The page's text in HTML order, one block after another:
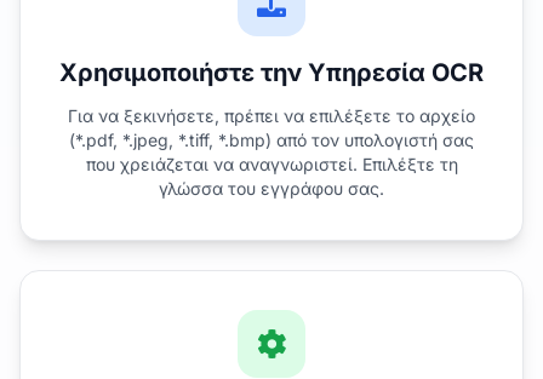
Χρησιμοποιήστε την Υπηρεσία OCR
Για να ξεκινήσετε, πρέπει να επιλέξετε το αρχείο
(*.pdf, *.jpeg, *.tiff, *.bmp) από τον υπολογιστή σας
που χρειάζεται να αναγνωριστεί. Επιλέξτε τη
γλώσσα του εγγράφου σας.